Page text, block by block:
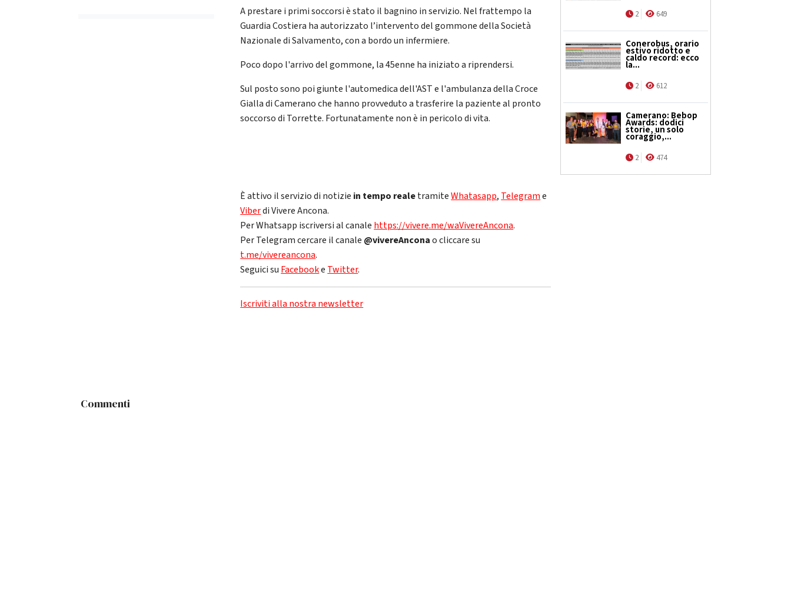
A prestare i primi soccorsi è stato il bagnino in servizio. Nel frattempo la
Guardia Costiera ha autorizzato l’intervento del gommone della Società
Nazionale di Salvamento, con a bordo un infermiere.
Poco dopo l'arrivo del gommone, la 45enne ha iniziato a riprendersi.
Sul posto sono poi giunte l'automedica dell'AST e l'ambulanza della Croce
Gialla di Camerano che hanno provveduto a trasferire la paziente al pronto
soccorso di Torrette. Fortunatamente non è in pericolo di vita.
È attivo il servizio di notizie in tempo realetramiteWhatasapp, Telegrame
Viberdi Vivere Ancona.
Per Whatsapp iscriversi al canale https://vivere.me/waVivereAncona.
Per Telegram cercare il canale @vivereAnconao cliccare su
t.me/vivereancona.
Seguici su Facebooke Twitter.
Iscriviti alla nostra newsletter
2 649
Conerobus, orario
estivo ridotto e
caldo record: ecco
la...
2 612
Camerano: Bebop
Awards: dodici
storie, un solo
coraggio,...
2 474
Commenti